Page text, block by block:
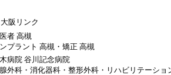
大阪リンク
者 高槻
プラント 高槻 ・ 矯正 高槻
病院 谷川記念病院
外科 ・ 消化器科 ・ 整形外科 ・ リハビリテーショ